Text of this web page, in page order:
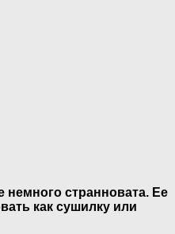
немного странновата. Ее
как сушилку или